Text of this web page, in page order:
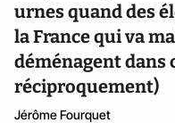
urnes quand des
la France qui va
déménagent dans
réciproquement)
Jérôme Fourquet